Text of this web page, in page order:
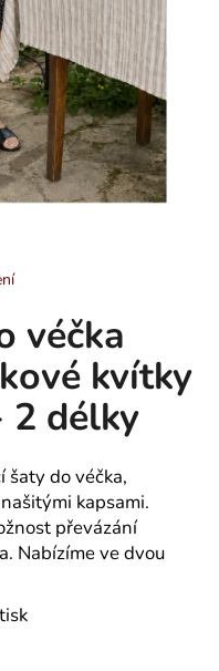
véčka
kvítky
2 délky
šaty do véčka,
kapsami.
převázání
Nabízíme ve dvou